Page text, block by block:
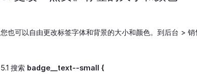
您也可以自由更改标签字体和背景的大小和颜色。到后台 >
5.1 搜索 badge__text--small {